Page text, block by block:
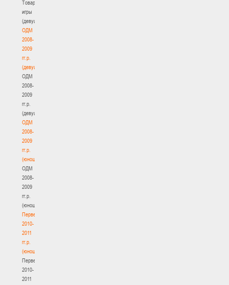
Товарищеские
игры
(девушки)
ОДМ
2008-
2009
гг.р.
(девушки)
ОДМ
2008-
2009
гг.р.
(девушки)
ОДМ
2008-
2009
гг.р.
(юноши)
ОДМ
2008-
2009
гг.р.
(юноши)
Первенство
2010-
2011
гг.р.
(юноши)
Первенство
2010-
2011